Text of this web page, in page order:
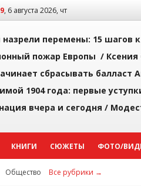
, 6 августа 2026, чт
назрели перемены: 15 шагов
пожар Европы /
сбрасывать балласт
1904 года: первые
вчера и сегодня /
КНИГИ СЮЖЕТЫ ФОТО/
Общество Все рубрики →